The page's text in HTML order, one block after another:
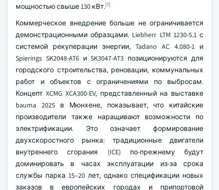
мощностью свыше 130 кВт.[7]
Коммерческое внедрение больше не ограничивается
демонстрационными образцами. Liebherr LTM 1230-5.1 с
системой рекуперации энергии, Tadano AC 4.080-1 и
Spierings SK2048-AT6 и SK3047-AT3 позиционируются для
городского строительства, реновации, коммунальных
работ и объектов с ограничениями по выбросам.
Концепт XCMG XCA300-EV, представленный на выставке
bauma 2025 в Мюнхене, показывает, что китайские
производители также наращивают возможности по
электрификации. Это означает формирование
двухскоростного рынка: традиционные двигатели
внутреннего сгорания (ICE) по-прежнему будут
доминировать в часах эксплуатации из-за срока
службы парка 15–20 лет, однако спецификации новых
заказов в европейских городах и припортовой